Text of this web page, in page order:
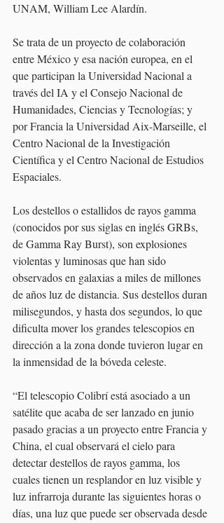
UNAM, William Lee Alardín.
Se trata de un proyecto de colaboración
entre México y esa nación europea, en el
que participan la Universidad Nacional a
través del IA y el Consejo Nacional de
Humanidades, Ciencias y Tecnologías; y
por Francia la Universidad Aix-Marseille, el
Centro Nacional de la Investigación
Científica y el Centro Nacional de Estudios
Espaciales.
Los destellos o estallidos de rayos gamma
(conocidos por sus siglas en inglés GRBs,
de Gamma Ray Burst), son explosiones
violentas y luminosas que han sido
observados en galaxias a miles de millones
de años luz de distancia. Sus destellos duran
milisegundos, y hasta dos segundos, lo que
dificulta mover los grandes telescopios en
dirección a la zona donde tuvieron lugar en
la inmensidad de la bóveda celeste.
“El telescopio Colibrí está asociado a un
satélite que acaba de ser lanzado en junio
pasado gracias a un proyecto entre Francia y
China, el cual observará el cielo para
detectar destellos de rayos gamma, los
cuales tienen un resplandor en luz visible y
luz infrarroja durante las siguientes horas o
días, una luz que puede ser observada desde